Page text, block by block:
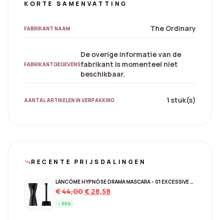
KORTE SAMENVATTING
FABRIKANT NAAM The Ordinary
FABRIKANTGEGEVENS
De overige informatie van de
fabrikant is momenteel niet
beschikbaar.
AANTAL ARTIKELEN IN VERPAKKING 1 stuk(s)
trending_downRECENTE PRIJSDALINGEN
LANCÔME HYPNÔSE DRAMA MASCARA – 01 EXCESSIVE BLACK
€44,00Original
€ 28,58
- 35%